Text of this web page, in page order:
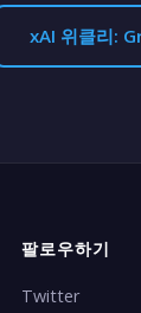
xAI 위클리:
팔로우하기
Twitter